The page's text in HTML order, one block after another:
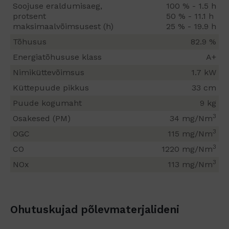
Soojuse eraldumisaeg,
protsent
maksimaalvõimsusest (h)
100 % - 1.5 h
50 % - 11.1 h
25 % - 19.9 h
Tõhusus
82.9 %
Energiatõhususe klass
A+
Nimiküttevõimsus
1.7 kW
Küttepuude pikkus
33 cm
Puude kogumaht
9 kg
Osakesed (PM)
34 mg/Nm3
OGC 115 mg/Nm3
CO 1220 mg/Nm3
NOx 113 mg/Nm3
Ohutuskujad põlevmaterjalideni